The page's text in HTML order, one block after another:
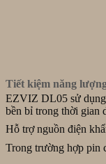
Tiết kiệm năng
EZVIZ DL05 sử
bền bỉ trong thời gian
Hỗ trợ nguồn điện
Trong trường hợp pin